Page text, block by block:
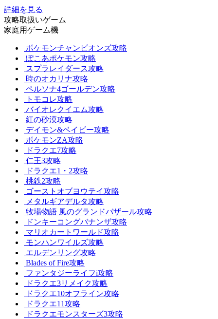
詳細を見る
攻略取扱いゲーム
家庭用ゲーム機
ポケモンチャンピオンズ攻略
ぽこあポケモン攻略
スプラレイダース攻略
時のオカリナ攻略
ペルソナ4ゴールデン攻略
トモコレ攻略
バイオレクイエム攻略
紅の砂漠攻略
デイモン&ベイビー攻略
ポケモンZA攻略
ドラクエ7攻略
仁王3攻略
ドラクエ1・2攻略
桃鉄2攻略
ゴーストオブヨウテイ攻略
メタルギアデルタ攻略
牧場物語 風のグランドバザール攻略
ドンキーコングバナンザ攻略
マリオカートワールド攻略
モンハンワイルズ攻略
エルデンリング攻略
Blades of Fire攻略
ファンタジーライフi攻略
ドラクエ3リメイク攻略
ドラクエ10オフライン攻略
ドラクエ11攻略
ドラクエモンスターズ3攻略